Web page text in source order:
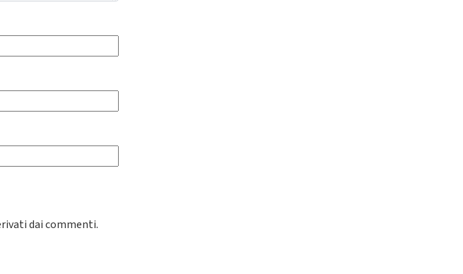
dai commenti.